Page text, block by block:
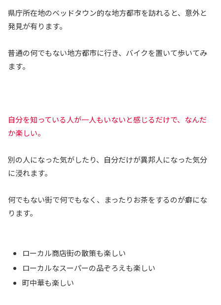
県庁所在地のベッドタウン的な地方都市を訪れると、意外と
発見が有ります。
普通の何でもない地方都市に行き、バイクを置いて歩いてみ
ます。
自分を知っている人が一人もいないと感じるだけで、なんだ
か楽しい。
別の人になった気がしたり、自分だけが異邦人になった気分
に浸れます。
何でもない街で何でもなく、まったりお茶をするのが癖にな
ります。
ローカル商店街の散策も楽しい
ローカルなスーパーの品ぞろえも楽しい
町中華も楽しい